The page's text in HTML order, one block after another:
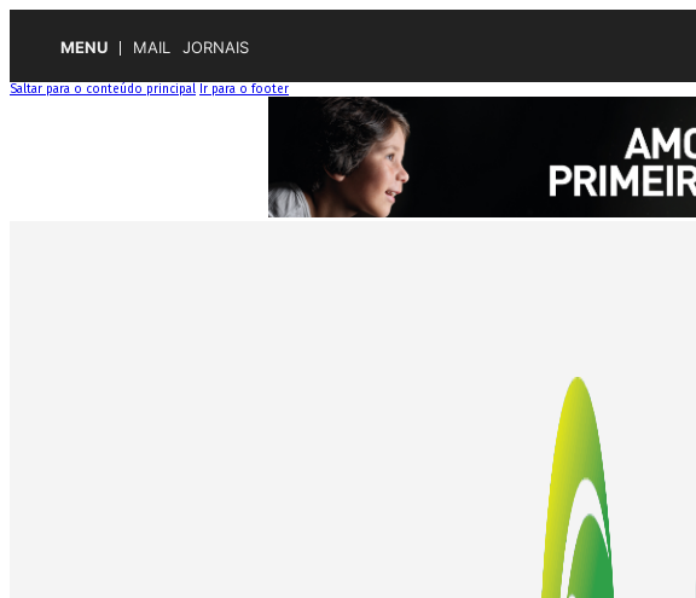
MENU MAIL JORNAIS
Saltar para o conteúdo principal Ir para o footer